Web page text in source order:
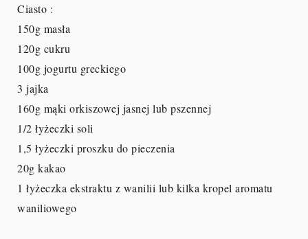
Ciasto :
150g masła
120g cukru
100g jogurtu greckiego
3 jajka
160g mąki orkiszowej jasnej lub pszennej
1/2 łyżeczki soli
1,5 łyżeczki proszku do pieczenia
20g kakao
1 łyżeczka ekstraktu z wanilii lub kilka kropel aromatu
waniliowego